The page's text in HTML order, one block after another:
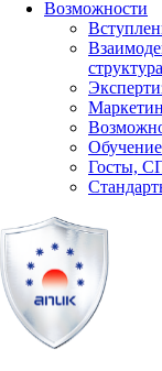
Возможности
Госты,